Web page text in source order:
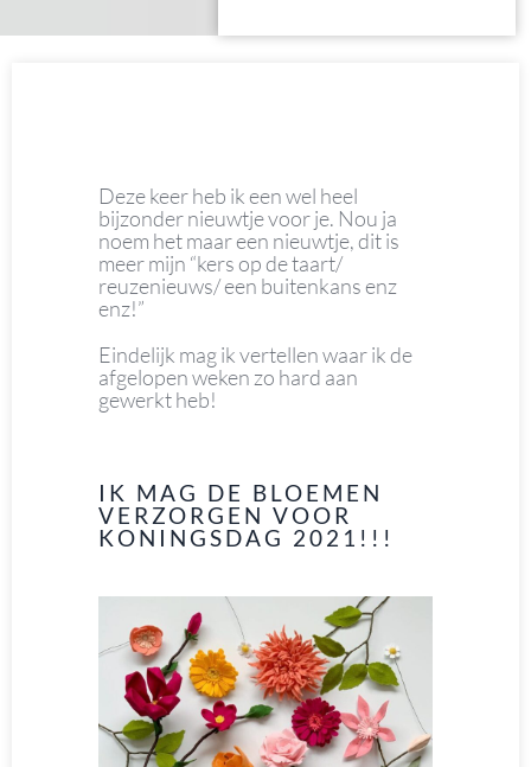
Deze keer heb ik een wel heel
bijzonder nieuwtje voor je. Nou ja
noem het maar een nieuwtje, dit is
meer mijn “kers op de taart/
reuzenieuws/ een buitenkans enz
enz!”
Eindelijk mag ik vertellen waar ik de
afgelopen weken zo hard aan
gewerkt heb!
IK MAG DE BLOEMEN
VERZORGEN VOOR
KONINGSDAG 2021!!!